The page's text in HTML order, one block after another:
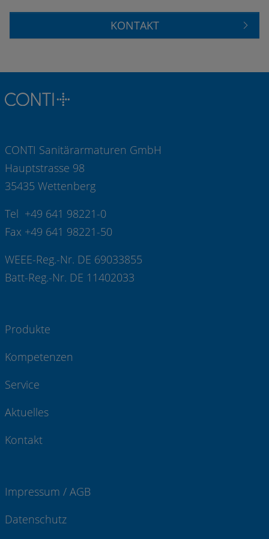
KONTAKT
CONTI Sanitärarmaturen GmbH
Hauptstrasse 98
35435 Wettenberg
Tel +49 641 98221-0
Fax +49 641 98221-50
WEEE-Reg.-Nr. DE 69033855
Batt-Reg.-Nr. DE 11402033
Produkte
Kompetenzen
Service
Aktuelles
Kontakt
Impressum / AGB
Datenschutz